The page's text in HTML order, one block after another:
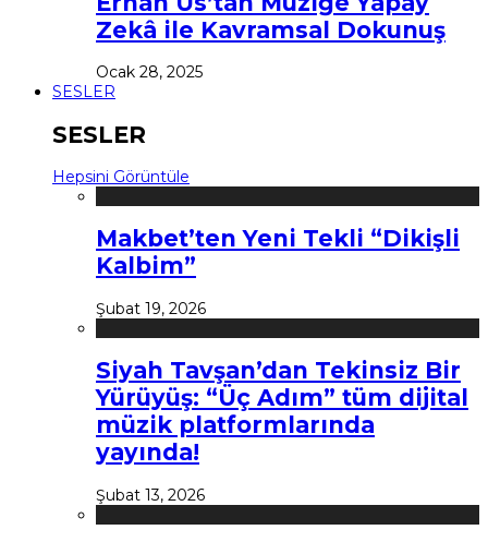
Zekâ ile Kavramsal Dokunuş
Ocak 28, 2025
SESLER
SESLER
Hepsini Görüntüle
Makbet’ten Yeni Tekli “Dikişli
Kalbim”
Şubat 19, 2026
Siyah Tavşan’dan Tekinsiz Bir
Yürüyüş: “Üç Adım” tüm dijital
müzik platformlarında
yayında!
Şubat 13, 2026